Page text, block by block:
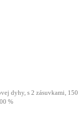
dyhy, s 2 zásuvkami, 150
%